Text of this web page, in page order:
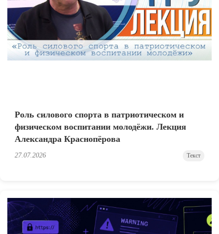
Роль силового спорта в патриотическом и
физическом воспитании молодёжи. Лекция
Александра Краснопёрова
27.07.2026 Текст